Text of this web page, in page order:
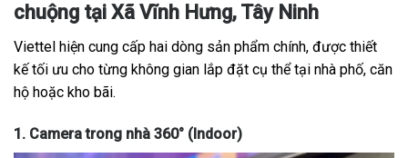
chuộng tại Xã Vĩnh Hưng, Tây Ninh
Viettel hiện cung cấp hai dòng sản phẩm chính, được thiết
kế tối ưu cho từng không gian lắp đặt cụ thể tại nhà phố, căn
hộ hoặc kho bãi.
1. Camera trong nhà 360° (Indoor)